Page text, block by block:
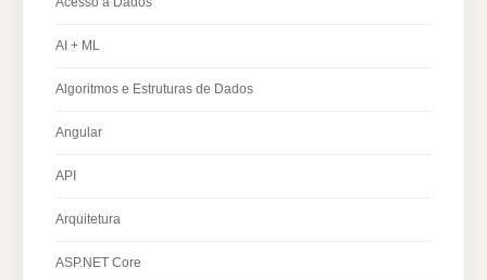
AI + ML
Algoritmos e Estruturas de Dados
Angular
API
Arquitetura
ASP.NET Core